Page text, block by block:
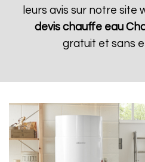
leurs avis sur notre site
devis chauffe eau
gratuit et sans